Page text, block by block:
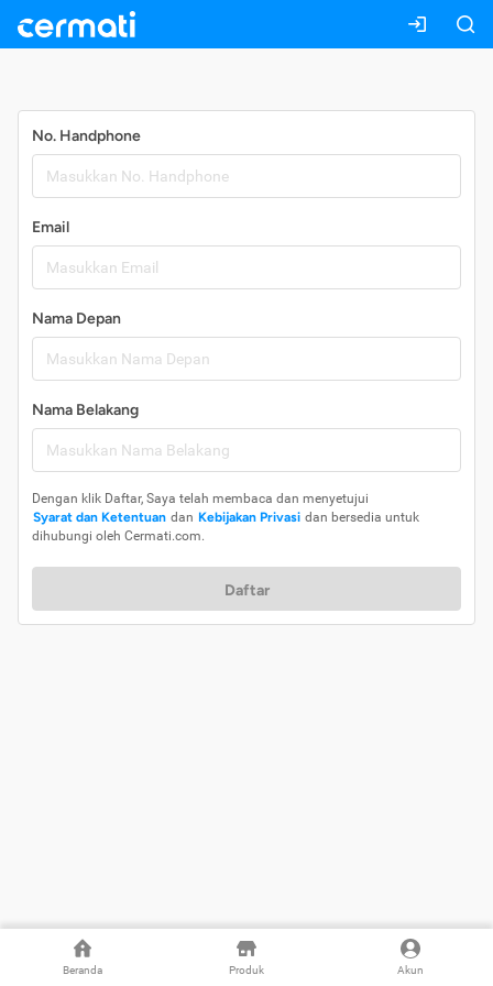
Beranda Produk Akun
No. Handphone
Email
Nama Depan
Nama Belakang
Dengan klik Daftar, Saya telah membaca dan menyetujui
Syarat dan Ketentuan dan Kebijakan Privasi dan bersedia untuk
dihubungi oleh Cermati.com.
Daftar